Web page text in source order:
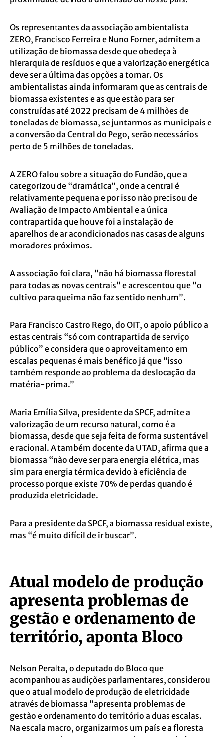
Os representantes da associação ambientalista
ZERO, Francisco Ferreira e Nuno Forner, admitem a
utilização de biomassa desde que obedeça à
hierarquia de resíduos e que a valorização energética
deve ser a última das opções a tomar. Os
ambientalistas ainda informaram que as centrais de
biomassa existentes e as que estão para ser
construídas até 2022 precisam de 4 milhões de
toneladas de biomassa, se juntarmos as municipais e
a conversão da Central do Pego, serão necessários
perto de 5 milhões de toneladas.
A ZERO falou sobre a situação do Fundão, que a
categorizou de “dramática”, onde a central é
relativamente pequena e por isso não precisou de
Avaliação de Impacto Ambiental e a única
contrapartida que houve foi a instalação de
aparelhos de ar acondicionados nas casas de alguns
moradores próximos.
A associação foi clara, “não há biomassa florestal
para todas as novas centrais” e acrescentou que “o
cultivo para queima não faz sentido nenhum”.
Para Francisco Castro Rego, do OIT, o apoio público a
estas centrais “só com contrapartida de serviço
público” e considera que o aproveitamento em
escalas pequenas é mais benéfico já que “isso
também responde ao problema da deslocação da
matéria-prima.”
Maria Emília Silva, presidente da SPCF, admite a
valorização de um recurso natural, como é a
biomassa, desde que seja feita de forma sustentável
e racional. A também docente da UTAD, afirma que a
biomassa “não deve ser para energia elétrica, mas
sim para energia térmica devido à eficiência de
processo porque existe 70% de perdas quando é
produzida eletricidade.
Para a presidente da SPCF, a biomassa residual existe,
mas “é muito difícil de ir buscar”.
Atual modelo de produção
apresenta problemas de
gestão e ordenamento de
território, aponta Bloco
Nelson Peralta, o deputado do Bloco que
acompanhou as audições parlamentares, considerou
que o atual modelo de produção de eletricidade
através de biomassa “apresenta problemas de
gestão e ordenamento do território a duas escalas.
Na escala macro, organizarmos um país e a floresta